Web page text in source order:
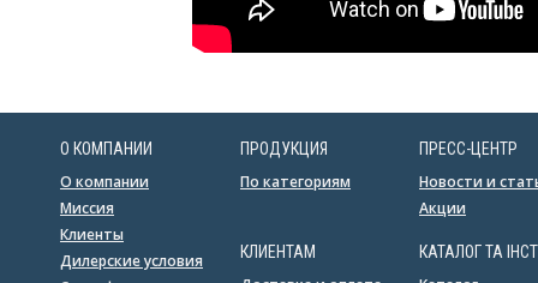
О КОМПАНИИ
О компании
Миссия
Клиенты
Дилерские условия
ПРОДУКЦИЯ
По категориям
КЛИЕНТАМ
ПРЕСС-ЦЕНТР
Новости и
Акции
КАТАЛОГ ТА